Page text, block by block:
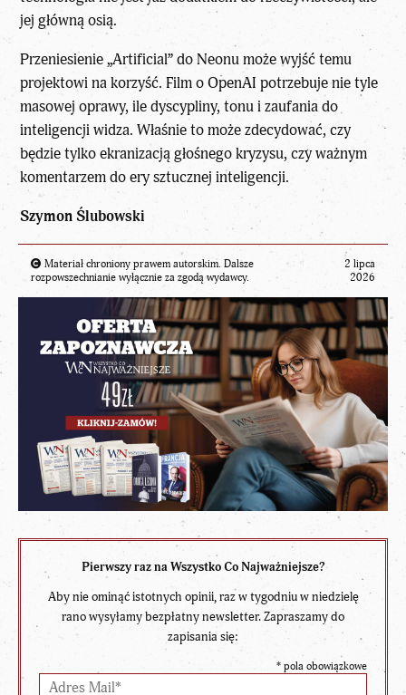
jej główną osią.
Przeniesienie „Artificial” do Neonu może wyjść temu
projektowi na korzyść. Film o OpenAI potrzebuje nie tyle
masowej oprawy, ile dyscypliny, tonu i zaufania do
inteligencji widza. Właśnie to może zdecydować, czy
będzie tylko ekranizacją głośnego kryzysu, czy ważnym
komentarzem do ery sztucznej inteligencji.
Szymon Ślubowski
Materiał chroniony prawem autorskim. Dalsze
rozpowszechnianie wyłącznie za zgodą wydawcy.
2 lipca
2026
Pierwszy raz na Wszystko Co Najważniejsze?
Aby nie ominąć istotnych opinii, raz w tygodniu w niedzielę
rano wysyłamy bezpłatny newsletter. Zapraszamy do
zapisania się:
* pola obowiązkowe